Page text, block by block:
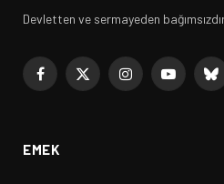
Devletten ve sermayeden
Facebook
X
InstagramYouTube
EMEK